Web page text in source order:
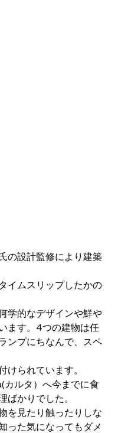
の設計監修により建築
イムスリップしたかの
学的なデザインや鮮や
ます。4つの建物は任
ンプにちなんで、スペ
けられています。
ルタ）へ今までに食
ばかりでした。
を見たり触ったりしな
った気になってもダメ